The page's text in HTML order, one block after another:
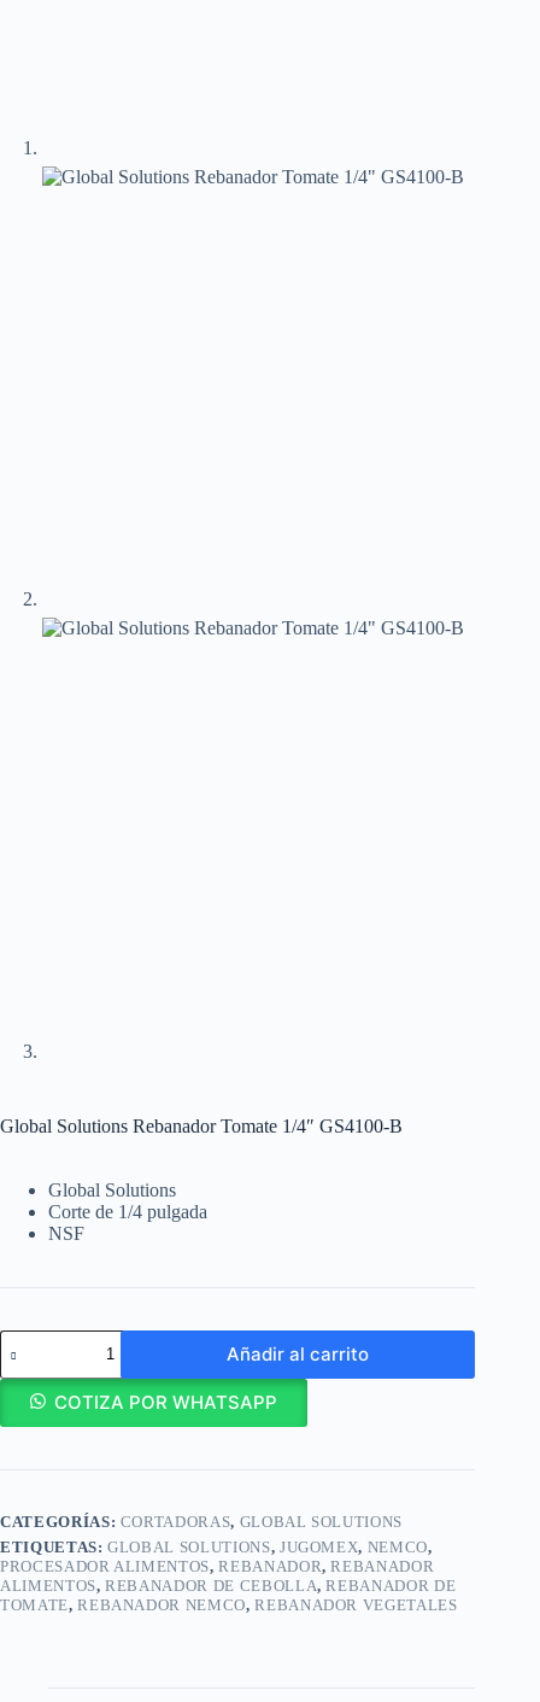
Global Solutions Rebanador Tomate 1/4″ GS4100-B
Global Solutions
Corte de 1/4 pulgada
NSF
Global
Solutions
Rebanador
Tomate
1/4"
Añadir al carrito
COTIZA POR WHATSAPP
CATEGORÍAS: CORTADORAS, GLOBAL SOLUTIONS
ETIQUETAS:GLOBAL SOLUTIONS, JUGOMEX, NEMCO,
PROCESADOR ALIMENTOS,REBANADOR,REBANADOR
ALIMENTOS,REBANADOR DE CEBOLLA,REBANADOR DE
TOMATE,REBANADOR NEMCO,REBANADOR VEGETALES